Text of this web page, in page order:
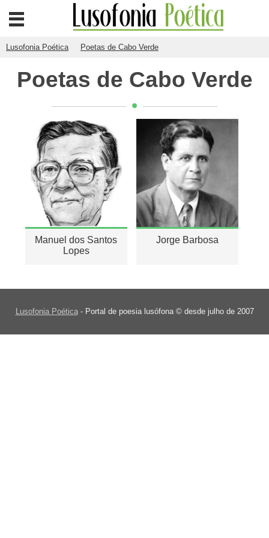
Lusofonia Poética Poetas de Cabo Verde
Poetas de Cabo Verde
Manuel dos Santos
Lopes
Jorge Barbosa
Lusofonia Poética- Portal de poesia lusófona © desde julho de 2007